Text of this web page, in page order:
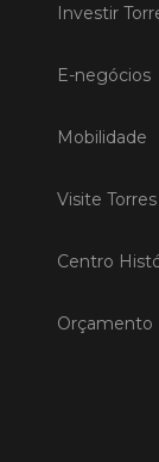
Investir
E-negócios
Mobilidade
Visite
Centro
Orçamento